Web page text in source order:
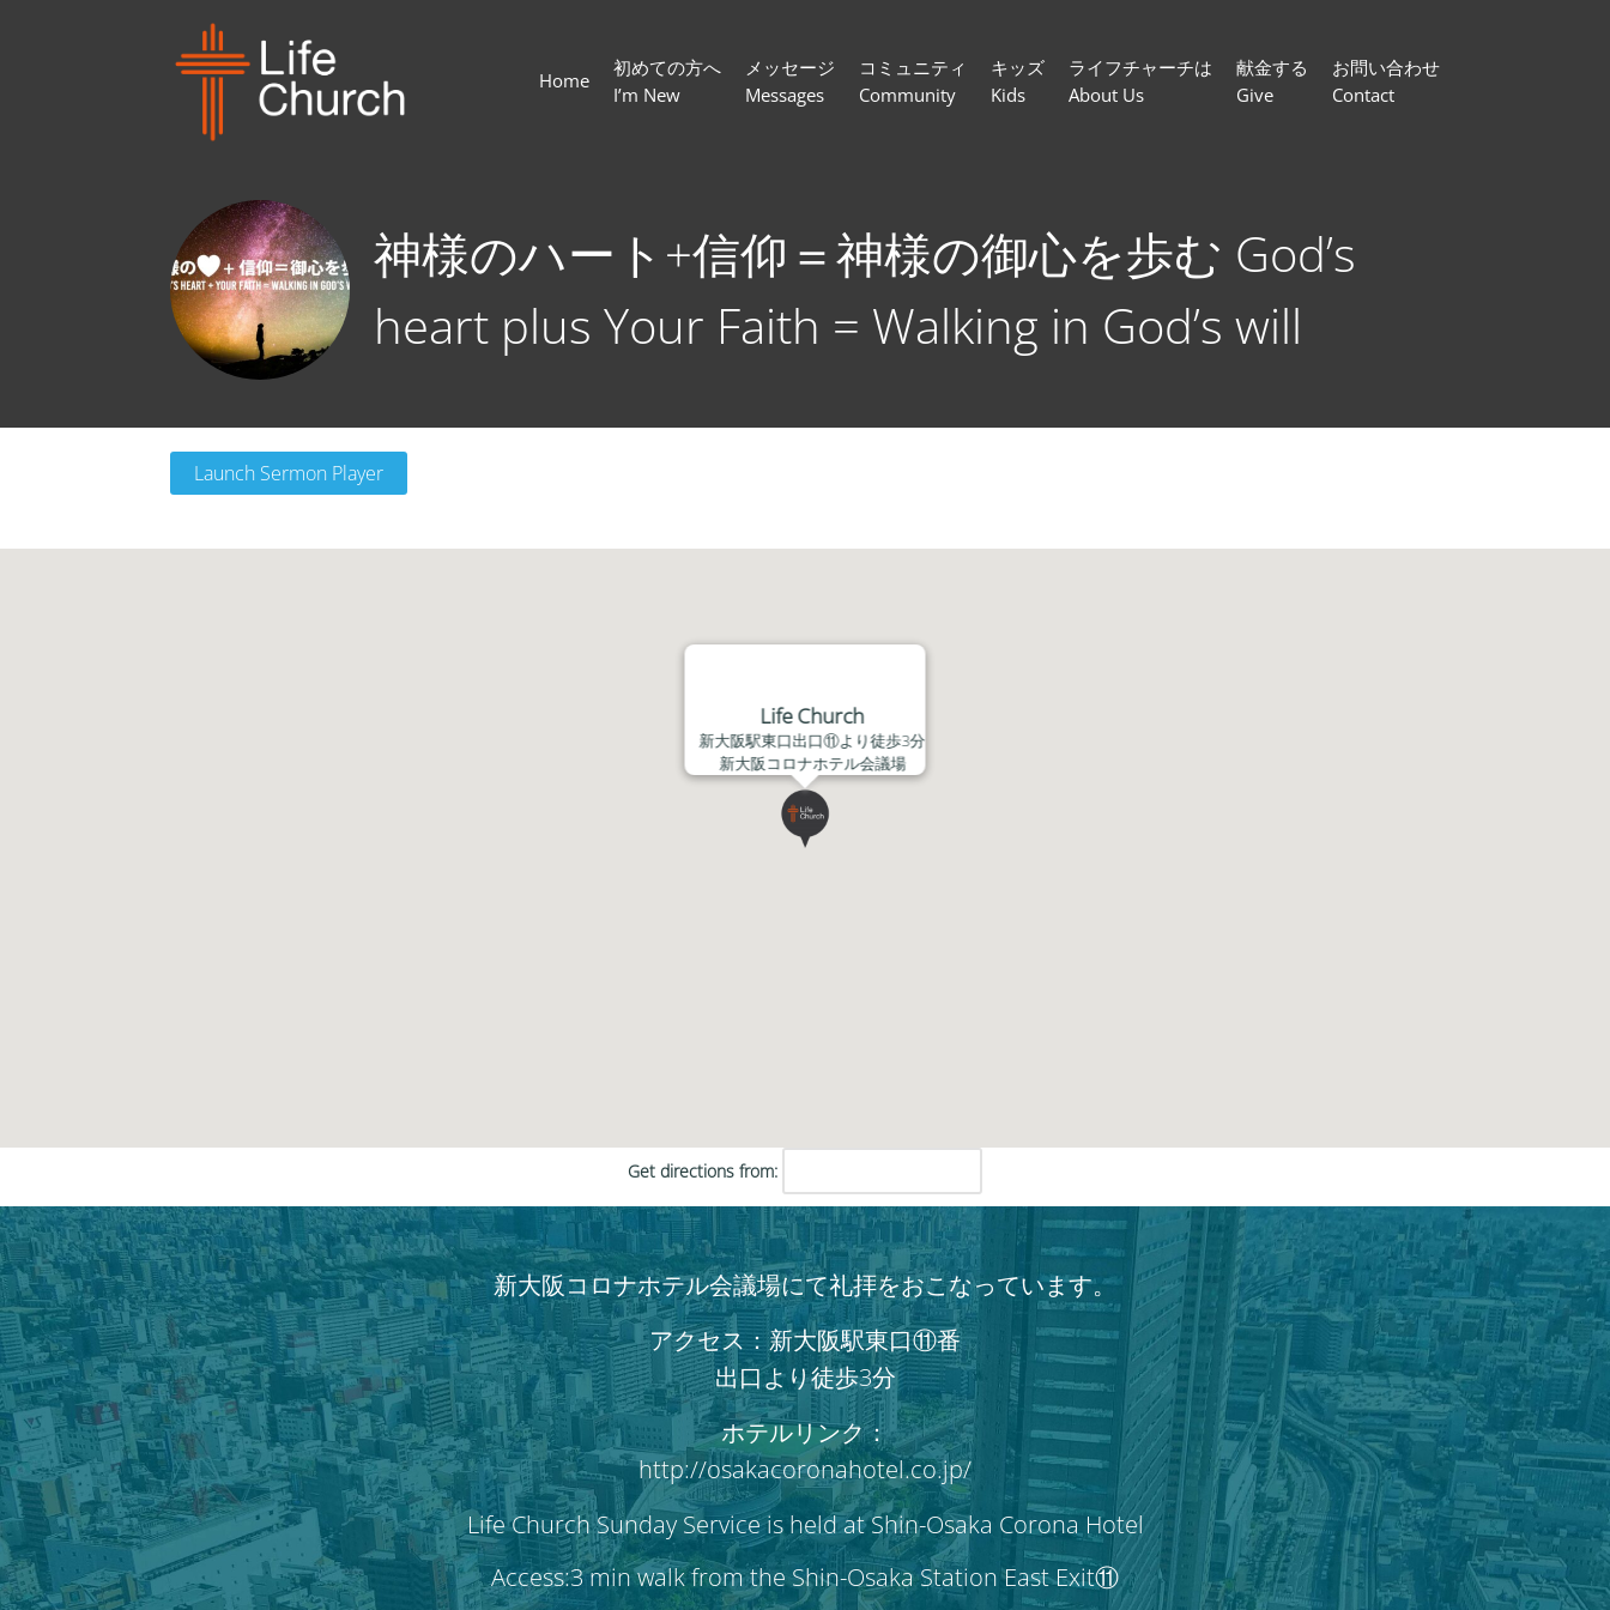
Home
初めての方へ
I’m New
メッセージ
Messages
コミュニティ
Community
キッズ
Kids
ライフチャーチは
About Us
献金する
Give
お問い合わせ
Contact
神様のハート+信仰＝神様の御心を歩む God’s
heart plus Your Faith = Walking in God’s will
Launch Sermon Player
Life Church
新大阪駅東口出口⑪より徒歩3分
新大阪コロナホテル会議場
Get directions from:
新大阪コロナホテル会議場にて礼拝をおこなっています。
アクセス：新大阪駅東口⑪番
出口より徒歩3分
ホテルリンク：
http://osakacoronahotel.co.jp/
Life Church Sunday Service is held at Shin-Osaka Corona Hotel
Access:3 min walk from the Shin-Osaka Station East Exit⑪